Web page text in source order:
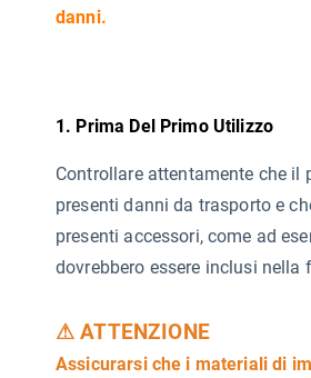
danni.
1. Prima Del Primo Utilizzo
Controllare attentamente che il
presenti danni da trasporto e
presenti accessori, come ad
dovrebbero essere inclusi nella
⚠ ATTENZIONE
Assicurarsi che i materiali di